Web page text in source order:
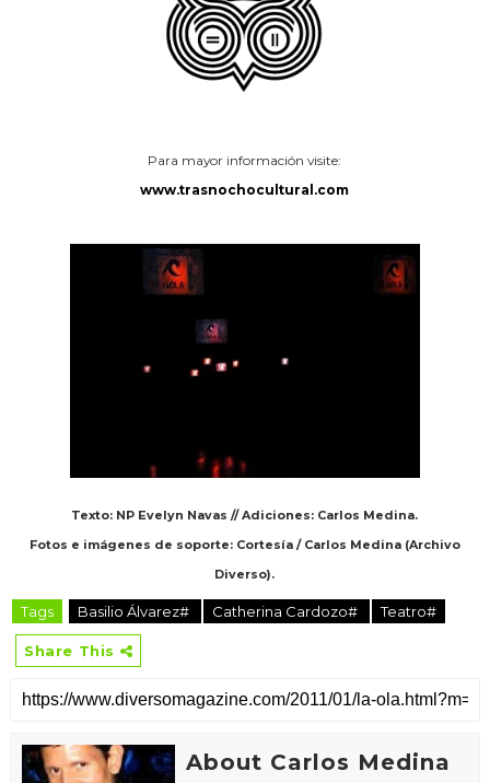
Para mayor información visite:
www.trasnochocultural.com
Texto: NP Evelyn Navas // Adiciones: Carlos Medina.
Fotos e imágenes de soporte: Cortesía / Carlos Medina (Archivo
Diverso).
Tags Basilio Álvarez# Catherina Cardozo# Teatro#
Share This
About Carlos Medina